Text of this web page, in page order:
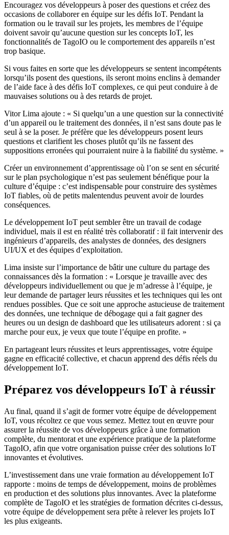
Encouragez vos développeurs à poser des questions et créez des
occasions de collaborer en équipe sur les défis IoT. Pendant la
formation ou le travail sur les projets, les membres de l’équipe
doivent savoir qu’aucune question sur les concepts IoT, les
fonctionnalités de TagoIO ou le comportement des appareils n’est
trop basique.
Si vous faites en sorte que les développeurs se sentent incompétents
lorsqu’ils posent des questions, ils seront moins enclins à demander
de l’aide face à des défis IoT complexes, ce qui peut conduire à de
mauvaises solutions ou à des retards de projet.
Vitor Lima ajoute : « Si quelqu’un a une question sur la connectivité
d’un appareil ou le traitement des données, il n’est sans doute pas le
seul à se la poser. Je préfère que les développeurs posent leurs
questions et clarifient les choses plutôt qu’ils ne fassent des
suppositions erronées qui pourraient nuire à la fiabilité du système. »
Créer un environnement d’apprentissage où l’on se sent en sécurité
sur le plan psychologique n’est pas seulement bénéfique pour la
culture d’équipe : c’est indispensable pour construire des systèmes
IoT fiables, où de petits malentendus peuvent avoir de lourdes
conséquences.
Le développement IoT peut sembler être un travail de codage
individuel, mais il est en réalité très collaboratif : il fait intervenir des
ingénieurs d’appareils, des analystes de données, des designers
UI/UX et des équipes d’exploitation.
Lima insiste sur l’importance de bâtir une culture du partage des
connaissances dès la formation : « Lorsque je travaille avec des
développeurs individuellement ou que je m’adresse à l’équipe, je
leur demande de partager leurs réussites et les techniques qui les ont
rendues possibles. Que ce soit une approche astucieuse de traitement
des données, une technique de débogage qui a fait gagner des
heures ou un design de dashboard que les utilisateurs adorent : si ça
marche pour eux, je veux que toute l’équipe en profite. »
En partageant leurs réussites et leurs apprentissages, votre équipe
gagne en efficacité collective, et chacun apprend des défis réels du
développement IoT.
Préparez vos développeurs IoT à réussir
Au final, quand il s’agit de former votre équipe de développement
IoT, vous récoltez ce que vous semez. Mettez tout en œuvre pour
assurer la réussite de vos développeurs grâce à une formation
complète, du mentorat et une expérience pratique de la plateforme
TagoIO, afin que votre organisation puisse créer des solutions IoT
innovantes et évolutives.
L’investissement dans une vraie formation au développement IoT
rapporte : moins de temps de développement, moins de problèmes
en production et des solutions plus innovantes. Avec la plateforme
complète de TagoIO et les stratégies de formation décrites ci-dessus,
votre équipe de développement sera prête à relever les projets IoT
les plus exigeants.